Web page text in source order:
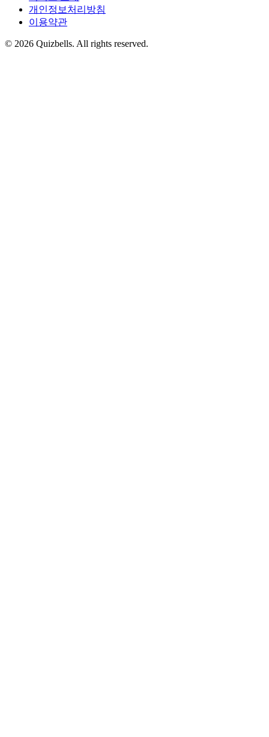
개인정보처리방침
이용약관
© 2026 Quizbells. All rights reserved.